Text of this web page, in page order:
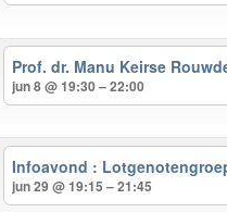
Prof. dr. Manu Keirse
jun 8 @ 19:30 – 22:00
Infoavond :
jun 29 @ 19:15 – 21:45